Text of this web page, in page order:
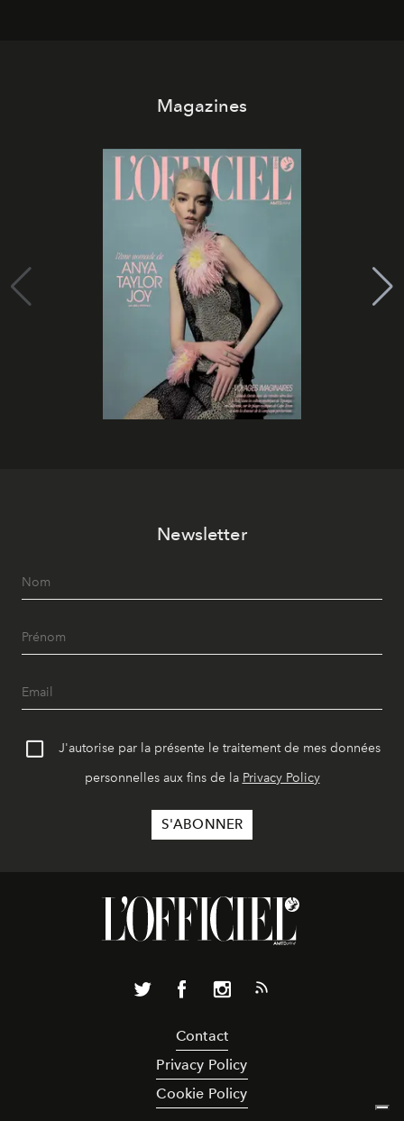
Magazines
Newsletter
J'autorise par la présente le traitement de mes données
personnelles aux fins de la Privacy Policy
Contact
Privacy Policy
Cookie Policy